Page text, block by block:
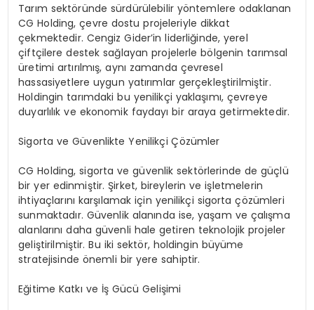
Tarım sektöründe sürdürülebilir yöntemlere odaklanan
CG Holding, çevre dostu projeleriyle dikkat
çekmektedir. Cengiz Gider’in liderliğinde, yerel
çiftçilere destek sağlayan projelerle bölgenin tarımsal
üretimi artırılmış, aynı zamanda çevresel
hassasiyetlere uygun yatırımlar gerçekleştirilmiştir.
Holdingin tarımdaki bu yenilikçi yaklaşımı, çevreye
duyarlılık ve ekonomik faydayı bir araya getirmektedir.
Sigorta ve Güvenlikte Yenilikçi Çözümler
CG Holding, sigorta ve güvenlik sektörlerinde de güçlü
bir yer edinmiştir. Şirket, bireylerin ve işletmelerin
ihtiyaçlarını karşılamak için yenilikçi sigorta çözümleri
sunmaktadır. Güvenlik alanında ise, yaşam ve çalışma
alanlarını daha güvenli hale getiren teknolojik projeler
geliştirilmiştir. Bu iki sektör, holdingin büyüme
stratejisinde önemli bir yere sahiptir.
Eğitime Katkı ve İş Gücü Gelişimi